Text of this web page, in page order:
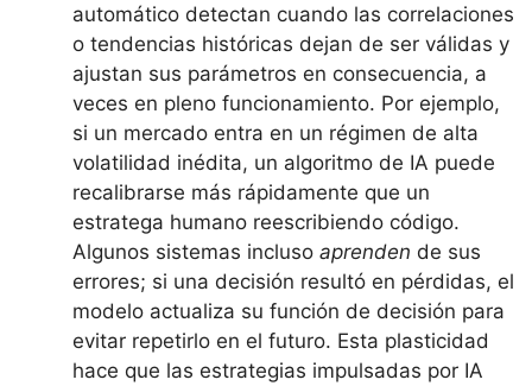
automático detectan cuando las correlaciones
o tendencias históricas dejan de ser válidas y
ajustan sus parámetros en consecuencia, a
veces en pleno funcionamiento. Por ejemplo,
si un mercado entra en un régimen de alta
volatilidad inédita, un algoritmo de IA puede
recalibrarse más rápidamente que un
estratega humano reescribiendo código.
Algunos sistemas incluso aprenden de sus
errores; si una decisión resultó en pérdidas, el
modelo actualiza su función de decisión para
evitar repetirlo en el futuro. Esta plasticidad
hace que las estrategias impulsadas por IA